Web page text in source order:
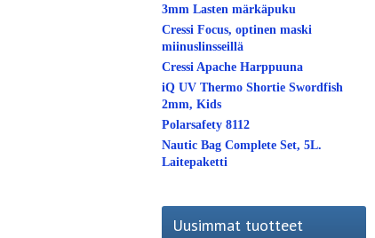
3mm Lasten märkäpuku
Cressi Focus, optinen maski
miinuslinsseillä
Cressi Apache Harppuuna
iQ UV Thermo Shortie Swordfish
2mm, Kids
Polarsafety 8112
Nautic Bag Complete Set, 5L.
Laitepaketti
Uusimmat tuotteet